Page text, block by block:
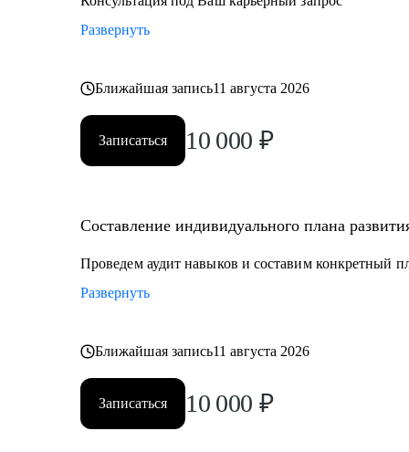
Развернуть
Ближайшая запись11 августа 2026
Записаться 10 000 ₽
Составление индивидуального плана
Проведем аудит навыков и составим конкретный
Развернуть
Ближайшая запись11 августа 2026
Записаться 10 000 ₽